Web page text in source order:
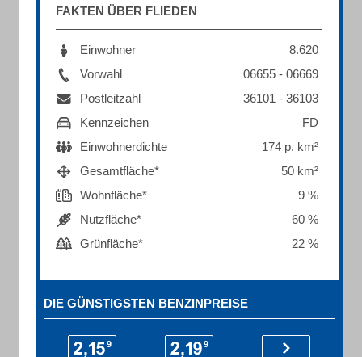
FAKTEN ÜBER FLIEDEN
Einwohner
8.620
Vorwahl
06655 - 06669
Postleitzahl
36101 - 36103
Kennzeichen
FD
Einwohnerdichte
174 p. km²
Gesamtfläche*
50 km²
Wohnfläche*
9 %
Nutzfläche*
60 %
Grünfläche*
22 %
DIE GÜNSTIGSTEN BENZINPREISE